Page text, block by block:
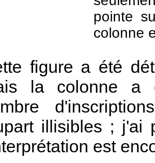
pointe
colonne
figure a été
la colonne a
illisibles ; j'ai
est